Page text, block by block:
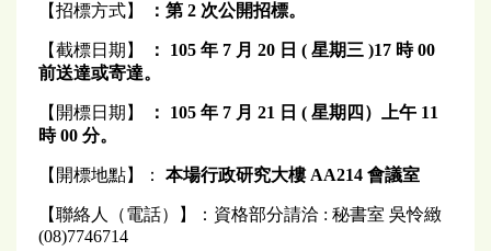
【招標方式】 ：第 2 次公開招標。
【截標日期】 ： 105 年 7 月 20 日 ( 星期三 )17 時 00
前送達或寄達。
【開標日期】 ： 105 年 7 月 21 日 ( 星期四）上午 11
時 00 分。
【開標地點】： 本場行政研究大樓 AA214 會議室
【聯絡人（電話）】：資格部分請洽 : 秘書室 吳怜緻
(08)7746714